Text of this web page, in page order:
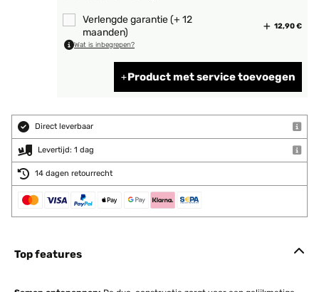
Verlengde garantie (+ 12
maanden)
12,90 €
Wat is inbegrepen?
Product met service toevoegen
Direct leverbaar
Levertijd: 1 dag
14 dagen retourrecht
Top features